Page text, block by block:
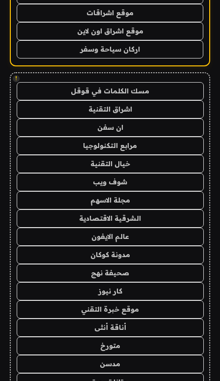
موقع اشراقات
موقع اشراق اون لاين
اركان سياحة وسفر
!
مسك الكلمات في قوقل
اشراق التقنية
ان سفن
مرابع التكنولوجيا
خيال التقنية
شوف ويب
مجلة الاسهم
الشرقية الاقتصادية
عالم الايفون
مدونة كوكان
صحيفة نهج
كار نيوز
موقع خبرة التقني
أناقة أنثى
متورخ
مدسن